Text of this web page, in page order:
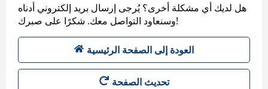
هل لديك أي مشكلة أخرى؟ يُرجى إرسال بريد إلكتروني أدناه
وسنعاود التواصل معك. شكرًا على صبرك!
العودة إلى الصفحة الرئيسية
تحديث الصفحة